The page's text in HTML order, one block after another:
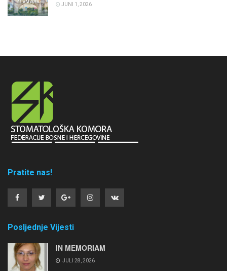
JUNI 1, 2026
Pratite nas!
Posljednje Vijesti
IN MEMORIAM
JULI 28, 2026